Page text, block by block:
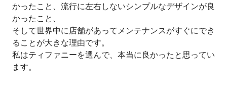
かったこと、流行に左右しないシンプルなデザインが良
かったこと、
そして世界中に店舗があってメンテナンスがすぐにでき
ることが大きな理由です。
私はティファニーを選んで、本当に良かったと思ってい
ます。